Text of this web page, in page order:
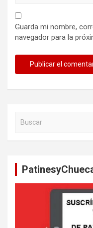
Guarda mi nombre,
navegador para la